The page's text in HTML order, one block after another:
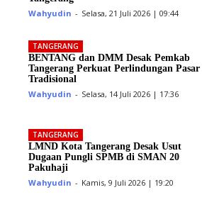
Wahyudin - Selasa, 21 Juli 2026 | 09:44
TANGERANG
BENTANG dan DMM Desak Pemkab
Tangerang Perkuat Perlindungan Pasar
Tradisional
Wahyudin - Selasa, 14 Juli 2026 | 17:36
TANGERANG
LMND Kota Tangerang Desak Usut
Dugaan Pungli SPMB di SMAN 20
Pakuhaji
Wahyudin - Kamis, 9 Juli 2026 | 19:20